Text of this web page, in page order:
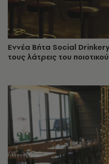
Εννέα Βήτα Social
τους λάτρεις του